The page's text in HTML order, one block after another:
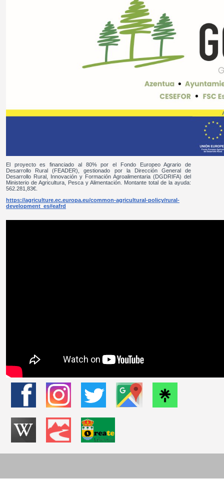
El proyecto es financiado al 80% por el Fondo Europeo Agrario de
Desarrollo Rural (FEADER), gestionado por la Dirección General de
Desarrollo Rural, Innovación y Formación Agroalimentaria (DGDRIFA) del
Ministerio de Agricultura, Pesca y Alimentación. Montante total de la ayuda:
562.281,83€.
https://agriculture.ec.europa.eu/common-agricultural-policy/rural-
development_es#eafrd